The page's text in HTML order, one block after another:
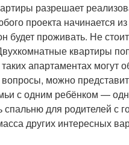
разрешает
проекта начинается
будет проживать. Не
квартиры
апартаментах могут
вопросы, можно
с одним ребёнком —
для родителей с
других интересных